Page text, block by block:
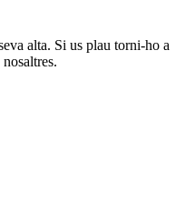
alta. Si us plau torni-ho a